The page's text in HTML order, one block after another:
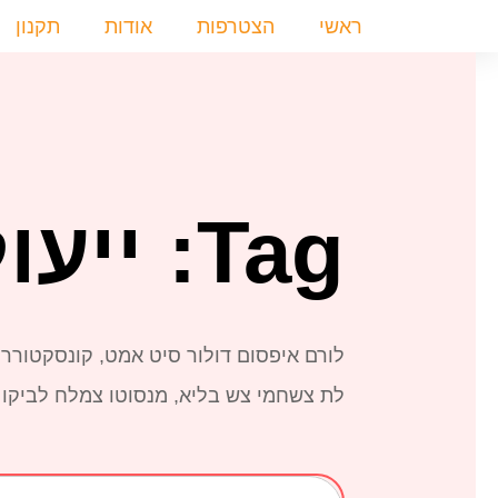
ראשי הצטרפות אודות תקנון
Tag: ייעול עסקי
לורם איפסום דולור סיט אמט,
לת צשחמי צש בליא, מנסוטו צמלח לביקו